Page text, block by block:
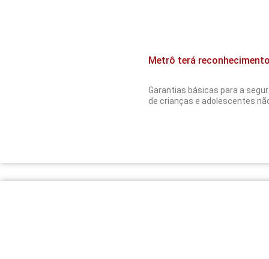
Metrô terá
Garantias básicas para a
de crianças e adolescentes